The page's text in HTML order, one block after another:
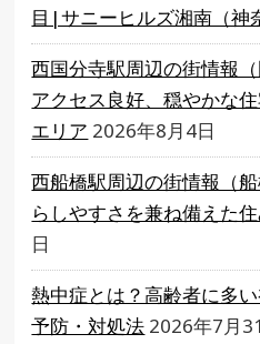
目|サニーヒルズ湘南（神
西国分寺駅周辺の街情報
アクセス良好、穏やかな
エリア 2026年8月4日
西船橋駅周辺の街情報（
らしやすさを兼ね備えた
日
熱中症とは？高齢者に多
予防・対処法 2026年7月